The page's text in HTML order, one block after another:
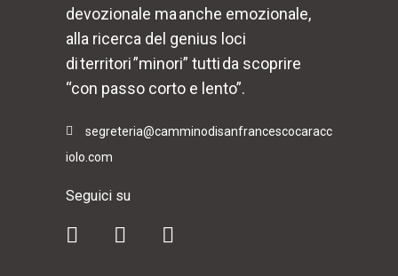
devozionale ma anche emozionale,
alla ricerca del genius loci
di territori ”minori” tutti da scoprire
“con passo corto e lento”.
segreteria@camminodisanfrancescocaracc
iolo.com
Seguici su